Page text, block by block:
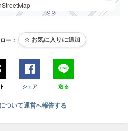
ー：
シェア 送る
ついて運営へ報告する